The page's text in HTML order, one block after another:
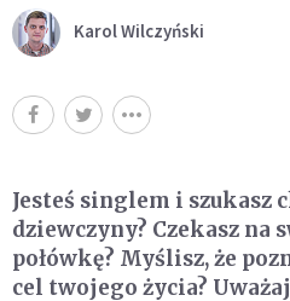
Karol Wilczyński
Jesteś singlem i szukasz
dziewczyny? Czekasz na
połówkę? Myślisz, że
cel twojego życia?